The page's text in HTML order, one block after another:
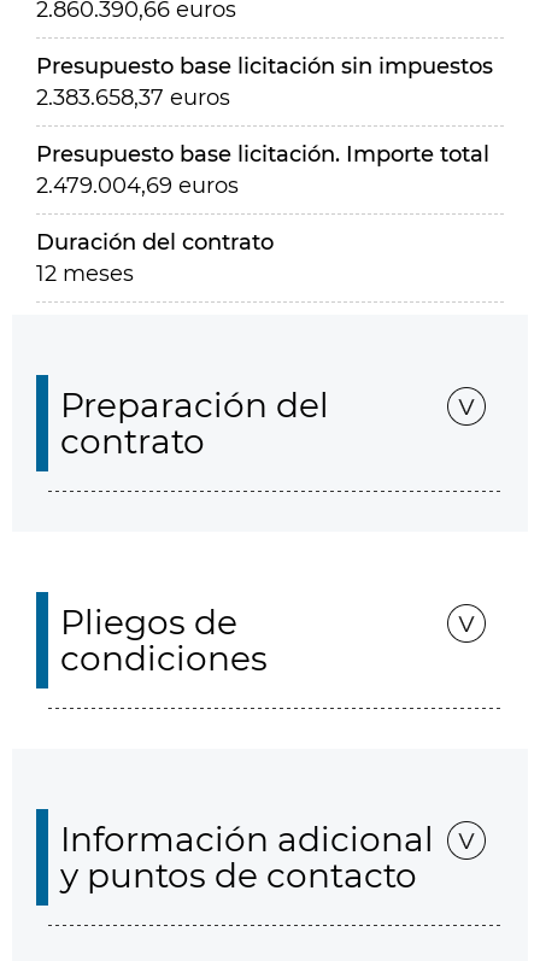
2.860.390,66 euros
Presupuesto base licitación sin impuestos
2.383.658,37 euros
Presupuesto base licitación. Importe total
2.479.004,69 euros
Duración del contrato
12 meses
Preparación del
contrato
Pliegos de
condiciones
Información adicional
y puntos de contacto